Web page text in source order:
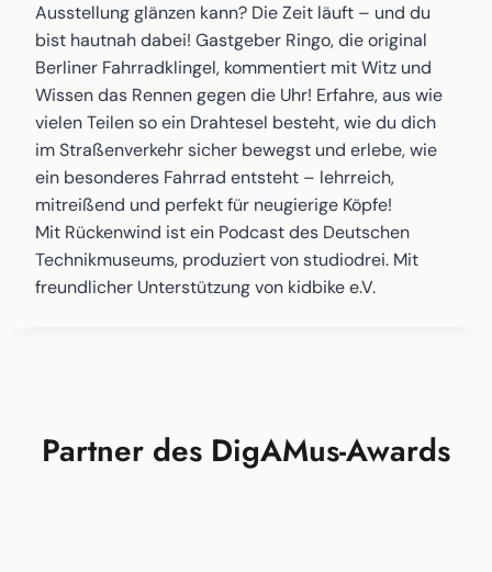
Ausstellung glänzen kann? Die Zeit läuft – und du
bist hautnah dabei! Gastgeber Ringo, die original
Berliner Fahrradklingel, kommentiert mit Witz und
Wissen das Rennen gegen die Uhr! Erfahre, aus wie
vielen Teilen so ein Drahtesel besteht, wie du dich
im Straßenverkehr sicher bewegst und erlebe, wie
ein besonderes Fahrrad entsteht – lehrreich,
mitreißend und perfekt für neugierige Köpfe!
Mit Rückenwind ist ein Podcast des Deutschen
Technikmuseums, produziert von studiodrei. Mit
freundlicher Unterstützung von kidbike e.V.
Partner des DigAMus-Awards